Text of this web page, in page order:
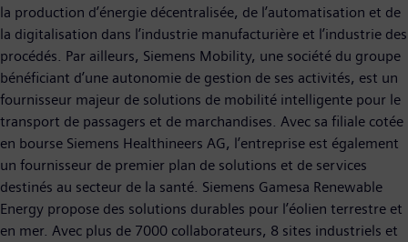
la production d’énergie décentralisée, de l’automatisation et de
la digitalisation dans l’industrie manufacturière et l’industrie des
procédés. Par ailleurs, Siemens Mobility, une société du groupe
bénéficiant d’une autonomie de gestion de ses activités, est un
fournisseur majeur de solutions de mobilité intelligente pour le
transport de passagers et de marchandises. Avec sa filiale cotée
en bourse Siemens Healthineers AG, l’entreprise est également
un fournisseur de premier plan de solutions et de services
destinés au secteur de la santé. Siemens Gamesa Renewable
Energy propose des solutions durables pour l’éolien terrestre et
en mer. Avec plus de 7000 collaborateurs, 8 sites industriels et